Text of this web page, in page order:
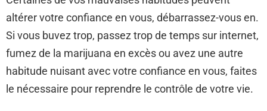
altérer votre confiance en vous, débarrassez-vous en.
Si vous buvez trop, passez trop de temps sur internet,
fumez de la marijuana en excès ou avez une autre
habitude nuisant avec votre confiance en vous, faites
le nécessaire pour reprendre le contrôle de votre vie.